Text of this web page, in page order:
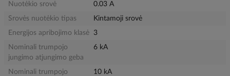
Nuotėkio srovė
0.03 A
Srovės nuotėkio tipas
Kintamoji srovė
Energijos apribojimo klasė
3
Nominali trumpojo
jungimo atjungimo geba
6 kA
Nominali trumpojo
10 kA